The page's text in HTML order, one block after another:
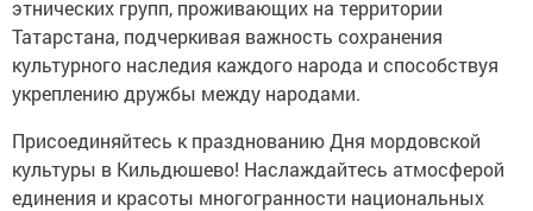
этнических групп, проживающих на территории
Татарстана, подчеркивая важность сохранения
культурного наследия каждого народа и способствуя
укреплению дружбы между народами.
Присоединяйтесь к празднованию Дня мордовской
культуры в Кильдюшево! Наслаждайтесь атмосферой
единения и красоты многогранности национальных